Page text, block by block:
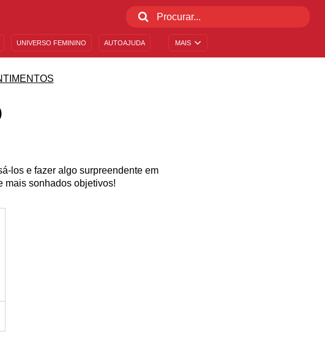
MAIS
UNIVERSO FEMININO AUTOAJUDA
los e fazer algo surpreendente em
mais sonhados objetivos!